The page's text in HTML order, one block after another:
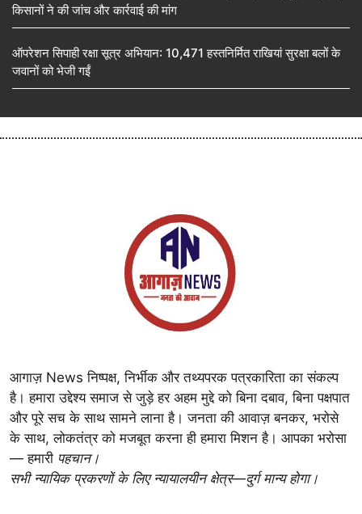
किसानों ने की जांच और कार्रवाई की मांग
ऑपरेशन सिपाही रक्षा सूत्र अभियान: 10,471 हस्तनिर्मित राखियां सुरक्षा बलों के
जवानों को भेजी गईं
आगाज़ News निष्पक्ष, निर्भीक और तथ्यपरक पत्रकारिता का संकल्प
है। हमारा उद्देश्य समाज से जुड़े हर अहम मुद्दे को बिना दबाव, बिना पक्षपात
और पूरे सच के साथ सामने लाना है। जनता की आवाज़ बनकर, भरोसे
के साथ, लोकतंत्र को मजबूत करना ही हमारा मिशन है। आपका भरोसा
— हमारी पहचान।
सभी न्यायिक प्रकरणों के लिए न्यायालयीन क्षेत्र—दुर्ग मान्य होगा।